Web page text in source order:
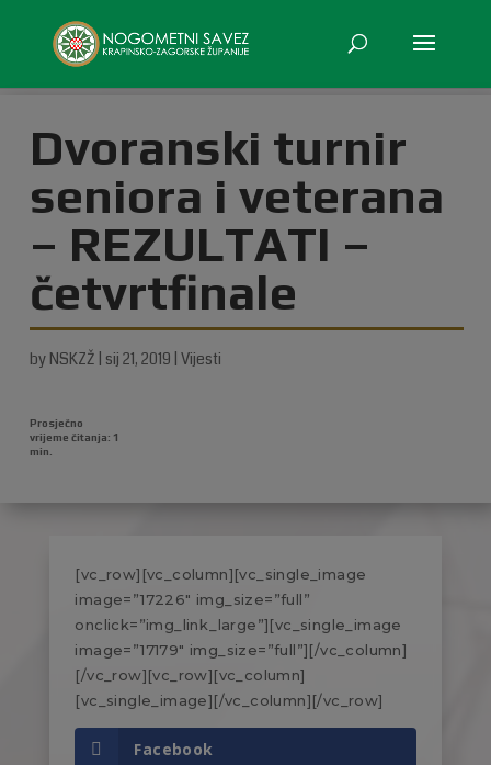
Dvoranski turnir
seniora i veterana
– REZULTATI –
četvrtfinale
by NSKZŽ sij 21, 2019 Vijesti
[vc_row][vc_column][vc_single_image
image=”17226″ img_size=”full”
onclick=”img_link_large”][vc_single_image
image=”17179″ img_size=”full”][/vc_column]
[/vc_row][vc_row][vc_column]
[vc_single_image][/vc_column][/vc_row]
Facebook